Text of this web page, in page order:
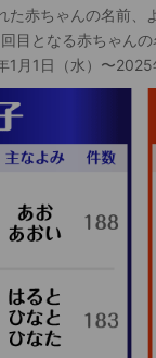
た赤ちゃんの名前、
目となる赤ちゃん
月1日（水）〜2025